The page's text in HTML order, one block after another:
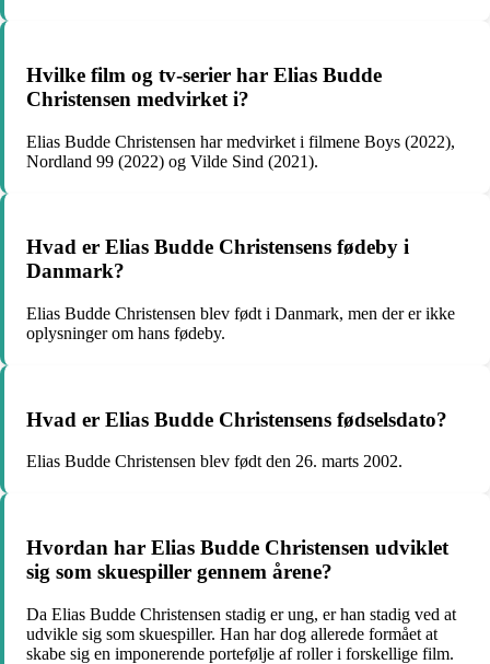
Hvilke film og tv-serier har Elias Budde
Christensen medvirket i?
Elias Budde Christensen har medvirket i filmene Boys (2022),
Nordland 99 (2022) og Vilde Sind (2021).
Hvad er Elias Budde Christensens fødeby i
Danmark?
Elias Budde Christensen blev født i Danmark, men der er ikke
oplysninger om hans fødeby.
Hvad er Elias Budde Christensens fødselsdato?
Elias Budde Christensen blev født den 26. marts 2002.
Hvordan har Elias Budde Christensen udviklet
sig som skuespiller gennem årene?
Da Elias Budde Christensen stadig er ung, er han stadig ved at
udvikle sig som skuespiller. Han har dog allerede formået at
skabe sig en imponerende portefølje af roller i forskellige film.